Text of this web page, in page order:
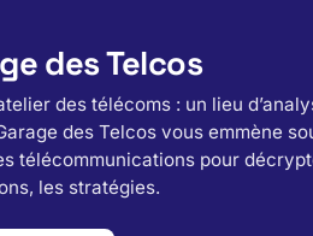
des Telcos
des télécoms : un lieu
des Telcos vous emmène
télécommunications pour
les stratégies.